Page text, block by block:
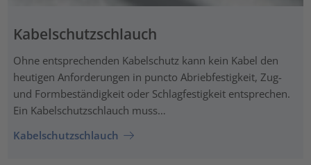
Kabelschutzschlauch
Ohne entsprechenden Kabelschutz kann kein Kabel den
heutigen Anforderungen in puncto Abriebfestigkeit, Zug-
und Formbeständigkeit oder Schlagfestigkeit entsprechen.
Ein Kabelschutzschlauch muss…
Kabelschutzschlauch